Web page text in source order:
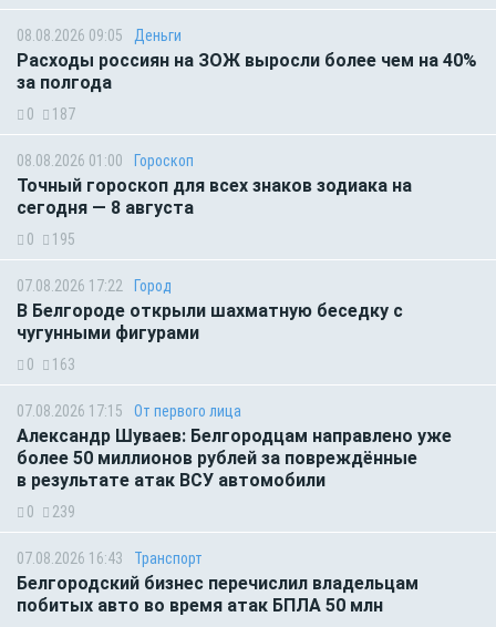
08.08.2026 09:05 Деньги
Расходы россиян на ЗОЖ выросли более чем на 40%
за полгода
0 187
08.08.2026 01:00 Гороскоп
Точный гороскоп для всех знаков зодиака на
сегодня — 8 августа
0 195
07.08.2026 17:22 Город
В Белгороде открыли шахматную беседку с
чугунными фигурами
0 163
07.08.2026 17:15 От первого лица
Александр Шуваев: Белгородцам направлено уже
более 50 миллионов рублей за повреждённые
в результате атак ВСУ автомобили
0 239
07.08.2026 16:43 Транспорт
Белгородский бизнес перечислил владельцам
побитых авто во время атак БПЛА 50 млн